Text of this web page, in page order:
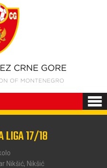
LIGA 17/18
Nikšić, Nikšić